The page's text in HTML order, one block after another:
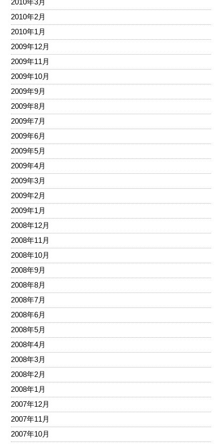
2010年3月
2010年2月
2010年1月
2009年12月
2009年11月
2009年10月
2009年9月
2009年8月
2009年7月
2009年6月
2009年5月
2009年4月
2009年3月
2009年2月
2009年1月
2008年12月
2008年11月
2008年10月
2008年9月
2008年8月
2008年7月
2008年6月
2008年5月
2008年4月
2008年3月
2008年2月
2008年1月
2007年12月
2007年11月
2007年10月